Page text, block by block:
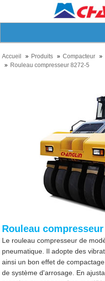
Accueil Produits Compacteur
Rouleau compresseur 8272-5
Rouleau compresseur
Le rouleau compresseur de
pneumatique. Il adopte des
ainsi un bon effet de
de système d'arrosage. En